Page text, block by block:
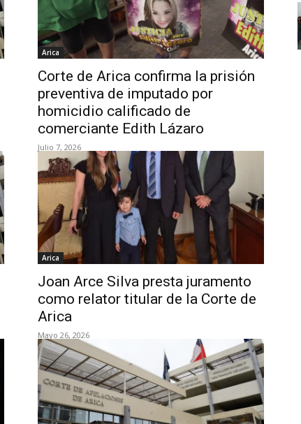
Arica
Corte de Arica confirma la prisión
preventiva de imputado por
homicidio calificado de
comerciante Edith Lázaro
Julio 7, 2026
Arica
Joan Arce Silva presta juramento
como relator titular de la Corte de
Arica
Mayo 26, 2026